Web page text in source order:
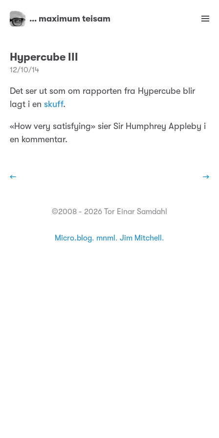
… maximum teisam
Hypercube III
12/10/14
Det ser ut som om rapporten fra Hypercube blir
lagt i en skuff.
«How very satisfying» sier Sir Humphrey Appleby i
en kommentar.
← →
©2008 - 2026 Tor Einar Samdahl
Micro.blog. mnml . Jim Mitchell .